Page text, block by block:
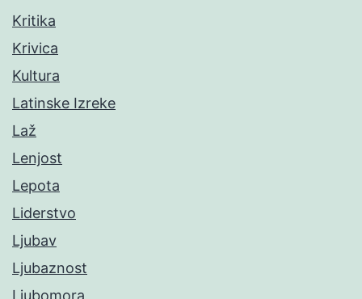
Kritika
Krivica
Kultura
Latinske Izreke
Laž
Lenjost
Lepota
Liderstvo
Ljubav
Ljubaznost